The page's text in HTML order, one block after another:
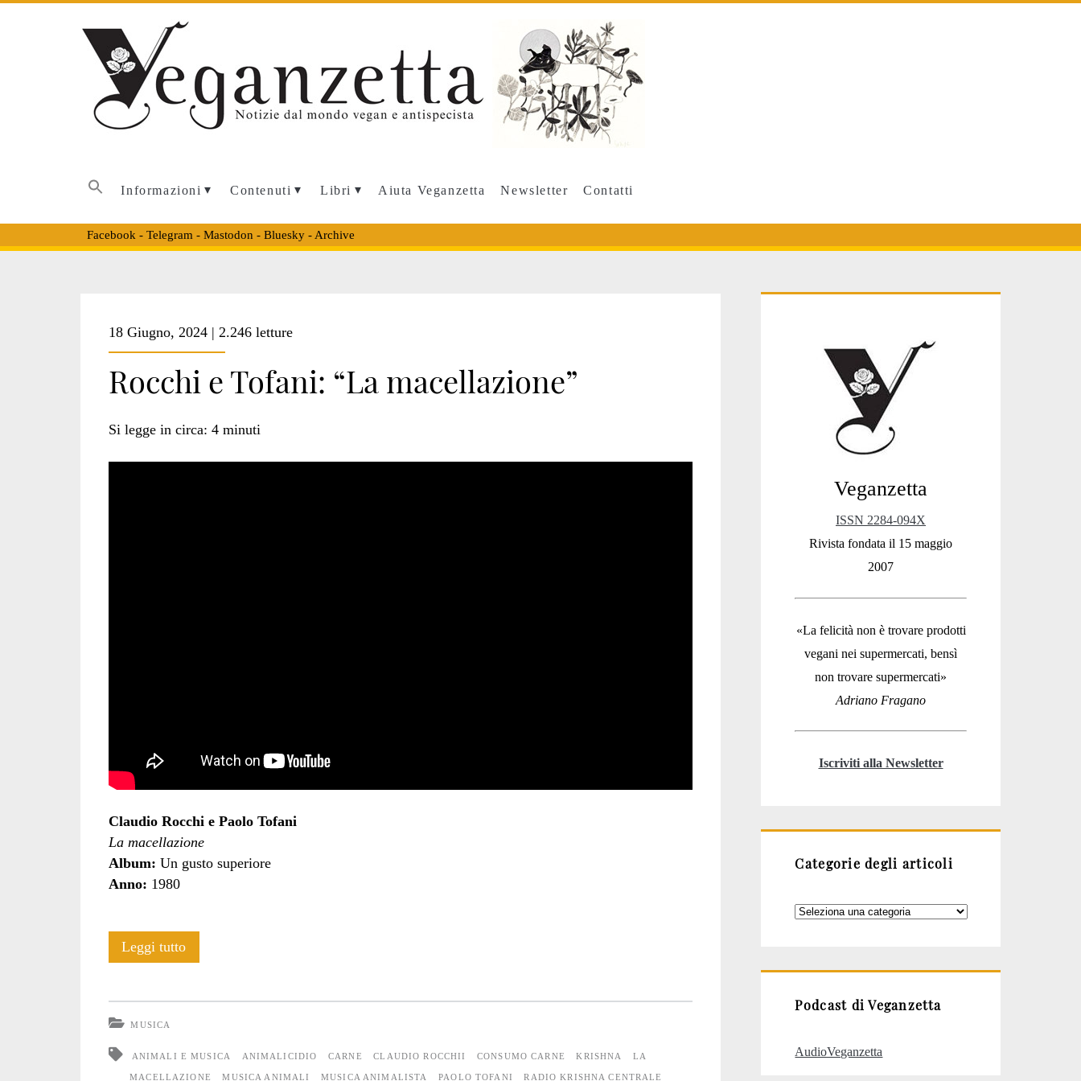
Informazioni Contenuti Libri Aiuta Veganzetta Newsletter Contatti
Facebook - Telegram - Mastodon - Bluesky- Archive
<span>The
Himalayan
18 Giugno, 2024 | 2.246 letture
Rocchi e Tofani: “La macellazione”
Si legge in circa: 4 minuti
Claudio Rocchi e Paolo Tofani
La macellazione
Album: Un gusto superiore
Anno: 1980
Leggi tuttoRocchi
macellazione”
MUSICA
ANIMALI E MUSICA ANIMALICIDIO CARNE CLAUDIO ROCCHII CONSUMO CARNE KRISHNA LA
MACELLAZIONE MUSICA ANIMALI MUSICA ANIMALISTA PAOLO TOFANI RADIO KRISHNA CENTRALE
Sidebar
Veganzetta
ISSN 2284-094X
Rivista fondata il 15 maggio
2007
«La felicità non è trovare prodotti
vegani nei supermercati, bensì
non trovare supermercati»
Adriano Fragano
Iscriviti alla Newsletter
Categorie degli articoli
Categorie
Podcast di Veganzetta
AudioVeganzetta